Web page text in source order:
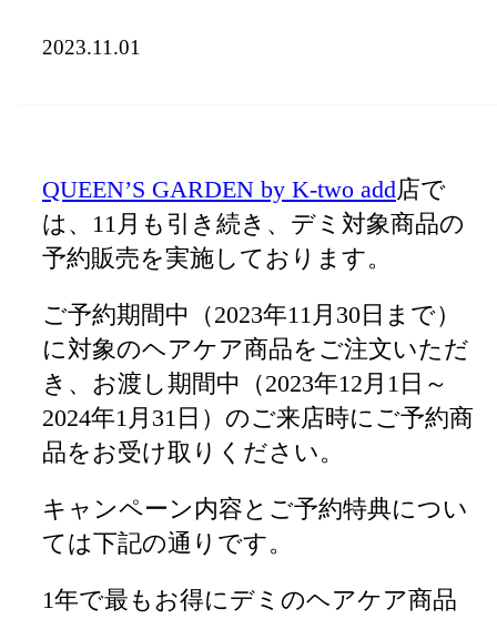
2023.11.01
QUEEN’S GARDEN by K-two add店で
は、11月も引き続き、デミ対象商品の
予約販売を実施しております。
ご予約期間中（2023年11月30日まで）
に対象のヘアケア商品をご注文いただ
き、お渡し期間中（2023年12月1日～
2024年1月31日）のご来店時にご予約商
品をお受け取りください。
キャンペーン内容とご予約特典につい
ては下記の通りです。
1年で最もお得にデミのヘアケア商品